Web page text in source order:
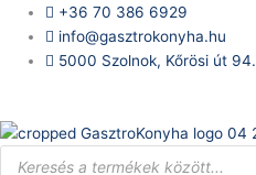
content
+36 70 386 6929
info@gasztrokonyha.hu
5000 Szolnok, Kőrösi út 94.
Products
search
Forcar
G-
ER200G
statikus